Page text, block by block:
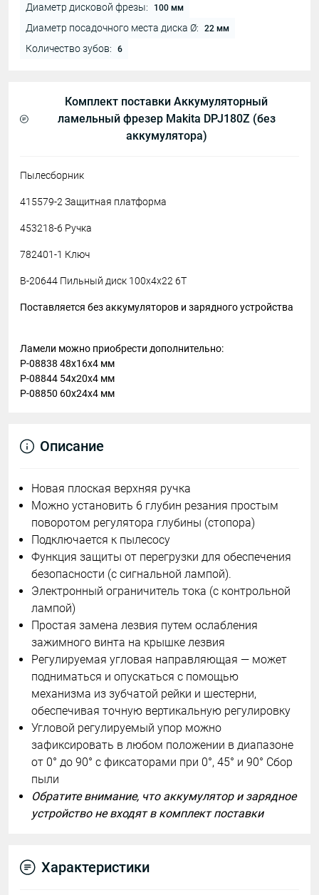
Диаметр дисковой фрезы: 100 мм
Диаметр посадочного места диска Ø: 22 мм
Количество зубов: 6
Комплект поставки Аккумуляторный
ламельный фрезер Makita DPJ180Z (без
аккумулятора)
Пылесборник
415579-2 Защитная платформа
453218-6 Ручка
782401-1 Ключ
B-20644 Пильный диск 100х4х22 6Т
Поставляется без аккумуляторов и зарядного устройства
Ламели можно приобрести дополнительно:
P-08838 48x16x4 мм
P-08844 54x20x4 мм
P-08850 60x24x4 мм
Описание
Новая плоская верхняя ручка
Можно установить 6 глубин резания простым
поворотом регулятора глубины (стопора)
Подключается к пылесосу
Функция защиты от перегрузки для обеспечения
безопасности (с сигнальной лампой).
Электронный ограничитель тока (с контрольной
лампой)
Простая замена лезвия путем ослабления
зажимного винта на крышке лезвия
Регулируемая угловая направляющая — может
подниматься и опускаться с помощью
механизма из зубчатой рейки и шестерни,
обеспечивая точную вертикальную регулировку
Угловой регулируемый упор можно
зафиксировать в любом положении в диапазоне
от 0° до 90° с фиксаторами при 0°, 45° и 90° Сбор
пыли
Обратите внимание, что аккумулятор и зарядное
устройство не входят в комплект поставки
Характеристики